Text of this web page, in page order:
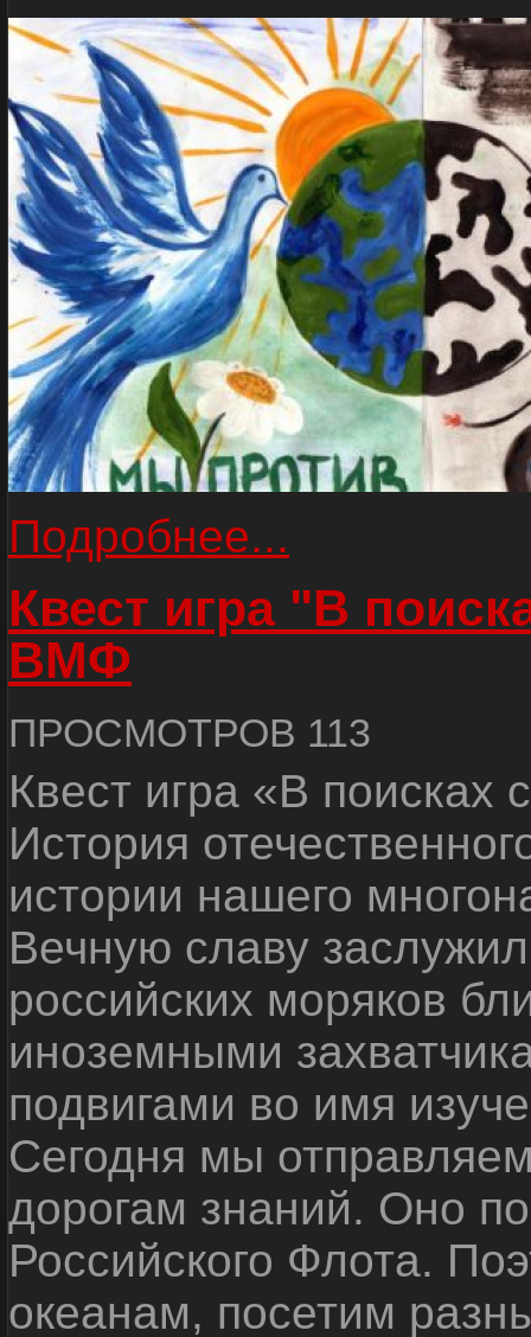
Подробнее...
Квест игра "В
ВМФ
ПРОСМОТРОВ 113
Квест игра «В
История
истории нашего
Вечную славу
российских моряков
иноземными
подвигами во имя
Сегодня мы
дорогам знаний. Оно
Российского Флота.
океанам, посетим